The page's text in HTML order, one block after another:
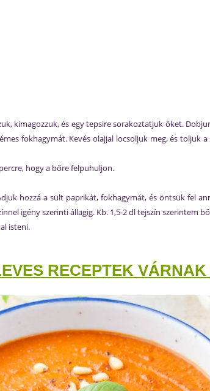
kimagozzuk, és egy tepsire sorakoztatjuk őket.
fokhagymát. Kevés olajjal locsoljuk meg, és toljuk
hogy a bőre felpuhuljon.
hozzá a sült paprikát, fokhagymát, és öntsük fel
igény szerinti állagig. Kb. 1,5-2 dl tejszín szerintem
isteni.
RECEPTEK